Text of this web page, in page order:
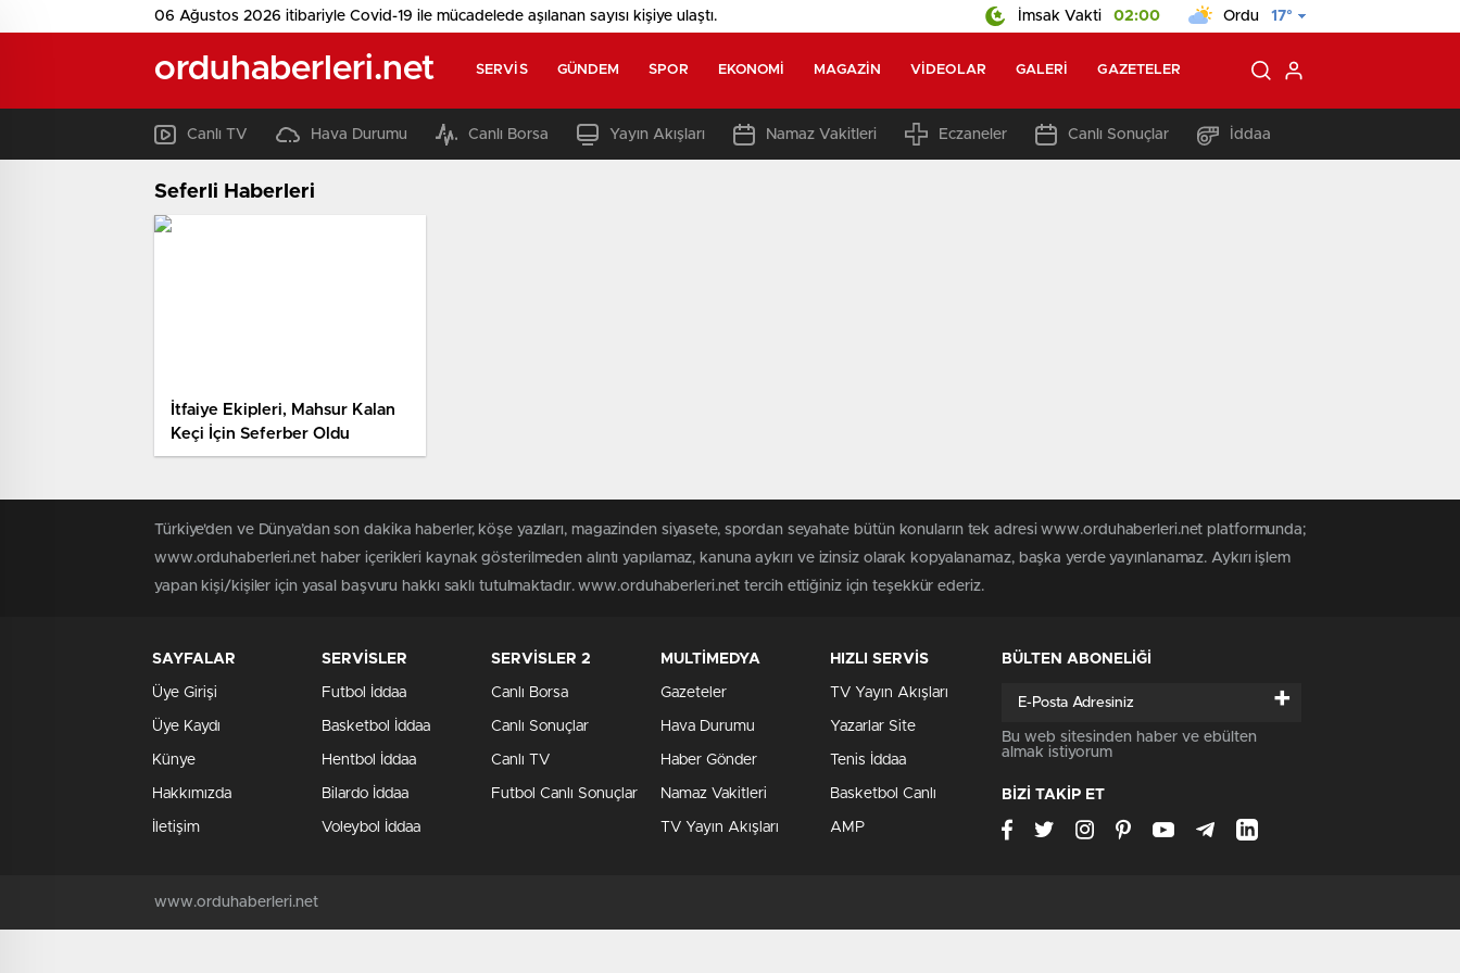
06 Ağustos 2026 itibariyle Covid-19 ile mücadelede aşılanan sayısı kişiye ulaştı. İmsak Vakti 02:00 Ordu 17°
orduhaberleri.net SERVIS GÜNDEM SPOR EKONOMI MAGAZIN VIDEOLAR GALERI GAZETELER
Canlı TV Hava Durumu Canlı Borsa Yayın Akışları Namaz Vakitleri Eczaneler Canlı Sonuçlar İddaa
Seferli Haberleri
İtfaiye Ekipleri, Mahsur Kalan
Keçi İçin Seferber Oldu
Türkiye'den ve Dünya’dan son dakika haberler, köşe yazıları, magazinden siyasete, spordan seyahate bütün konuların tek adresi www.orduhaberleri.net platformunda;
www.orduhaberleri.net haber içerikleri kaynak gösterilmeden alıntı yapılamaz, kanuna aykırı ve izinsiz olarak kopyalanamaz, başka yerde yayınlanamaz. Aykırı işlem
yapan kişi/kişiler için yasal başvuru hakkı saklı tutulmaktadır. www.orduhaberleri.net tercih ettiğiniz için teşekkür ederiz.
SAYFALAR
Üye Girişi
Üye Kaydı
Künye
Hakkımızda
İletişim
SERVİSLER
Futbol İddaa
Basketbol İddaa
Hentbol İddaa
Bilardo İddaa
Voleybol İddaa
SERVİSLER 2
Canlı Borsa
Canlı Sonuçlar
Canlı TV
Futbol Canlı Sonuçlar
MULTİMEDYA
Gazeteler
Hava Durumu
Haber Gönder
Namaz Vakitleri
TV Yayın Akışları
HIZLI SERVİS
TV Yayın Akışları
Yazarlar Site
Tenis İddaa
Basketbol Canlı
AMP
BÜLTEN ABONELİĞİ
+
Bu web sitesinden haber ve ebülten
almak istiyorum
BİZİ TAKİP ET
www.orduhaberleri.net